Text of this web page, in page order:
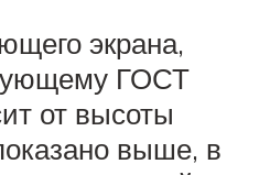
экрана,
ГОСТ
от высоты
выше, в